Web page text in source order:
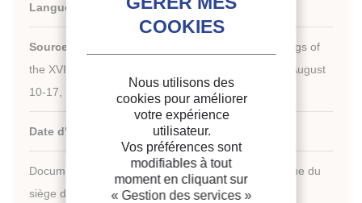
Langues :
Source :
New challenges in refrigeration. Proceedings of
the XVIIIth International Congress of Refrigeration, August
10-17, 1991, Montreal, Quebec, Canada.
Date d'édition : 10/08/1991
Document disponible en consultation à la bibliothèque du
siège de l'IIF uniquement.
Nous utilisons des
cookies pour améliorer
votre expérience
utilisateur.
Vos préférences sont
modifiables à tout
moment en cliquant sur
« Gestion des services »